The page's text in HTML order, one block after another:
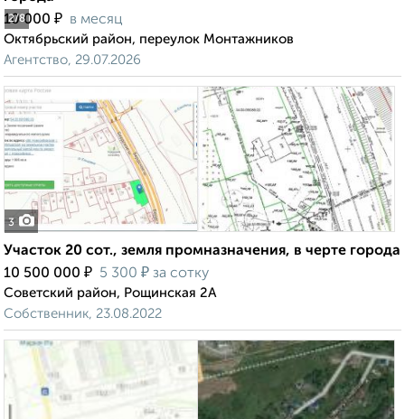
2/8
10 000 ₽ в месяц
Октябрьский район, переулок Монтажников
Агентство, 29.07.2026
3
Участок 20 сот., земля промназначения, в черте города
10 500 000 ₽ 5 300 ₽ за сотку
Советский район, Рощинская 2А
Собственник, 23.08.2022